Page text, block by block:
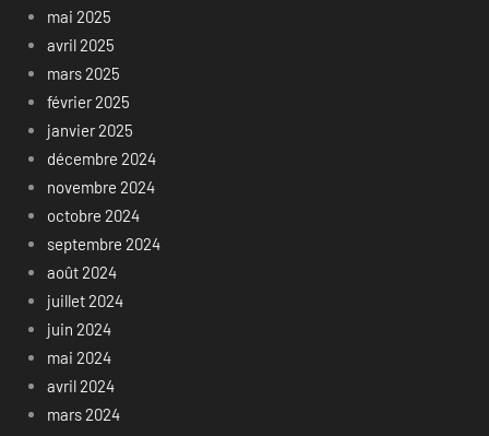
mai 2025
avril 2025
mars 2025
février 2025
janvier 2025
décembre 2024
novembre 2024
octobre 2024
septembre 2024
août 2024
juillet 2024
juin 2024
mai 2024
avril 2024
mars 2024